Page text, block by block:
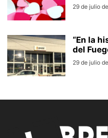
29 de julio
“En la
del
29 de julio